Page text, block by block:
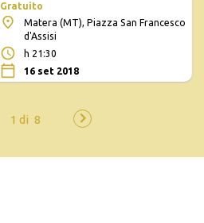
Gratuito
Matera (MT), Piazza San Francesco
d'Assisi
h 21:30
16 set 2018